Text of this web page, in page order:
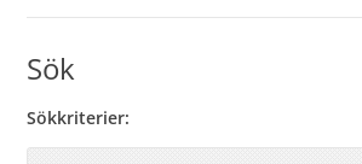
Sök
Sökkriterier: